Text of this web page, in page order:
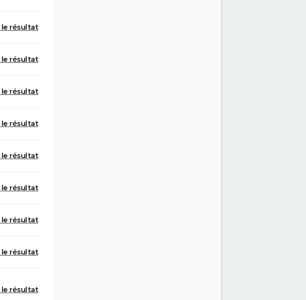
le résultat
le résultat
le résultat
le résultat
le résultat
le résultat
le résultat
le résultat
le résultat